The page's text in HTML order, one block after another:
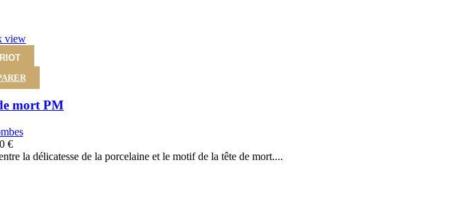
view
mort PM
€
la délicatesse de la porcelaine et le motif de la tête de mort....